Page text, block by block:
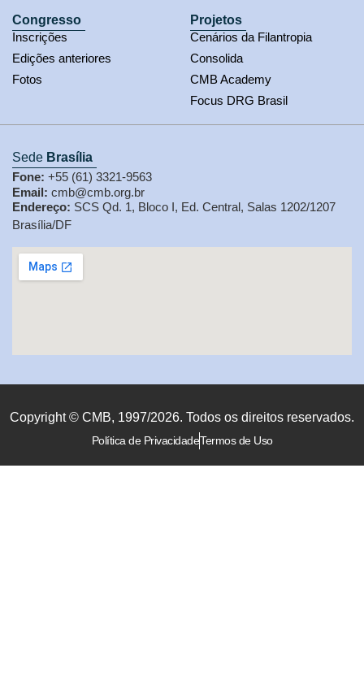
Congresso
Inscrições
Edições anteriores
Fotos
Projetos
Cenários da Filantropia
Consolida
CMB Academy
Focus DRG Brasil
Sede Brasília
Fone: +55 (61) 3321-9563
Email: cmb@cmb.org.br
Endereço: SCS Qd. 1, Bloco I, Ed. Central, Salas 1202/1207
Brasília/DF
Copyright © CMB, 1997/2026. Todos os direitos reservados.
Política de PrivacidadeTermos de Uso